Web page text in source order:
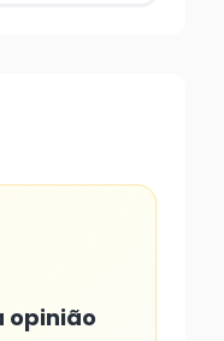
opinião